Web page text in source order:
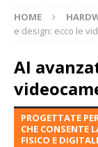
HOME
e design: ecco le
AI
PROGETTATE
CHE CONSENTE
FISICO E